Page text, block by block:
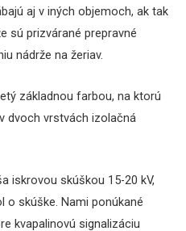
aj v iných objemoch, ak tak
sú prizvárané prepravné
nádrže na žeriav.
základnou farbou, na ktorú
dvoch vrstvách izolačná
iskrovou skúškou 15-20 kV,
o skúške. Nami ponúkané
kvapalinovú signalizáciu